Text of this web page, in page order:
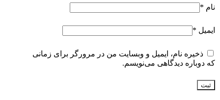
نام *
ایمیل *
ذخیره نام، ایمیل و وبسایت من در مرورگر برای زمانی
که دوباره دیدگاهی می‌نویسم.